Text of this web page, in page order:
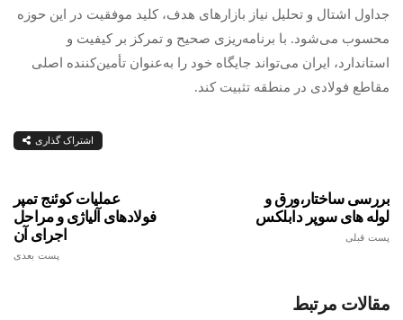
جداول اشتال و تحلیل نیاز بازارهای هدف، کلید موفقیت در این حوزه
محسوب می‌شود. با برنامه‌ریزی صحیح و تمرکز بر کیفیت و
استاندارد، ایران می‌تواند جایگاه خود را به‌عنوان تأمین‌کننده اصلی
مقاطع فولادی در منطقه تثبیت کند.
اشتراک گذاری
عملیات کوئنج تمپر
فولادهای آلیاژی و مراحل
اجرای آن
پست بعدی
بررسی ساختار،ورق و
لوله های سوپر دابلکس
پست قبلی
مقالات مرتبط